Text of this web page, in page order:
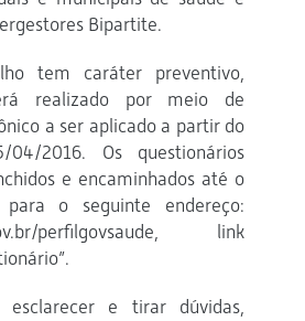
Bipartite.
tem caráter preventivo,
realizado por meio de
a ser aplicado a partir do
2016. Os questionários
e encaminhados até o
o seguinte endereço:
perfilgovsaude, link
e tirar dúvidas,